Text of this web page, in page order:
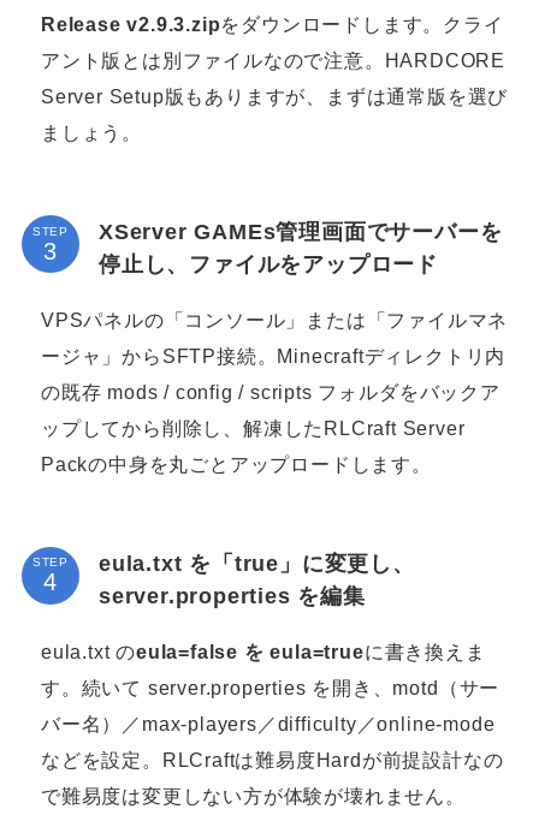
Release v2.9.3.zipをダウンロードします。クライ
アント版とは別ファイルなので注意。HARDCORE
Server Setup版もありますが、まずは通常版を選び
ましょう。
STEP
XServer GAMEs管理画面でサーバーを
停止し、ファイルをアップロード
VPSパネルの「コンソール」または「ファイルマネ
ージャ」からSFTP接続。Minecraftディレクトリ内
の既存 mods / config / scripts フォルダをバックア
ップしてから削除し、解凍したRLCraft Server
Packの中身を丸ごとアップロードします。
STEP
eula.txt を「true」に変更し、
server.properties を編集
eula.txt のeula=false を eula=trueに書き換えま
す。続いて server.properties を開き、motd（サー
バー名）／max-players／difficulty／online-mode
などを設定。RLCraftは難易度Hardが前提設計なの
で難易度は変更しない方が体験が壊れません。